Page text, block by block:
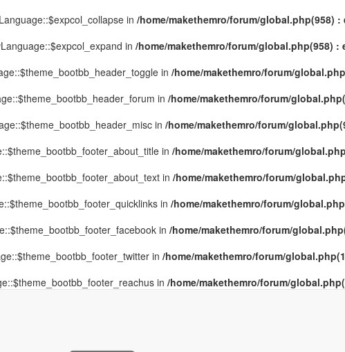
in /home/makethemro/forum/global.php(958) :
in /home/makethemro/forum/global.php(958) :
in /home/makethemro/forum/
in /home/makethemro/forum/
in /home/makethemro/forum/
in /home/makethemro/forum/
in /home/makethemro/forum/
in /home/makethemro/forum/
in /home/makethemro/forum/
in /home/makethemro/forum/
in /home/makethemro/forum/